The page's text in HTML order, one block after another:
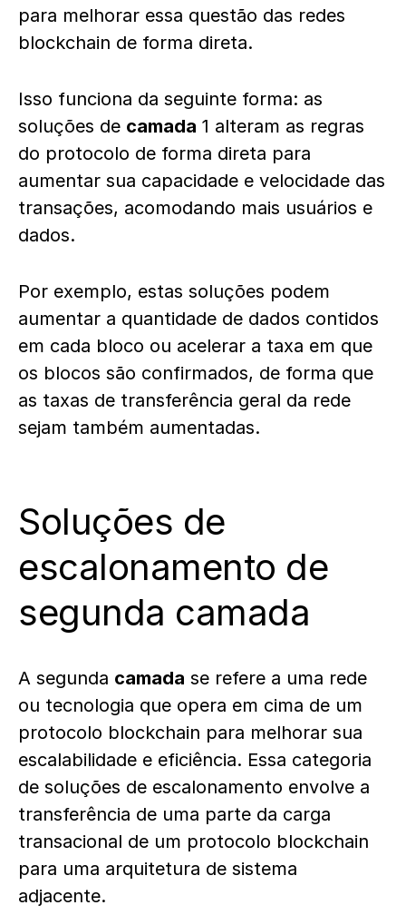
para melhorar essa questão das redes
blockchain de forma direta.
Isso funciona da seguinte forma: as
soluções de camada 1 alteram as regras
do protocolo de forma direta para
aumentar sua capacidade e velocidade das
transações, acomodando mais usuários e
dados.
Por exemplo, estas soluções podem
aumentar a quantidade de dados contidos
em cada bloco ou acelerar a taxa em que
os blocos são confirmados, de forma que
as taxas de transferência geral da rede
sejam também aumentadas.
Soluções de
escalonamento de
segunda camada
A segunda camada se refere a uma rede
ou tecnologia que opera em cima de um
protocolo blockchain para melhorar sua
escalabilidade e eficiência. Essa categoria
de soluções de escalonamento envolve a
transferência de uma parte da carga
transacional de um protocolo blockchain
para uma arquitetura de sistema
adjacente.